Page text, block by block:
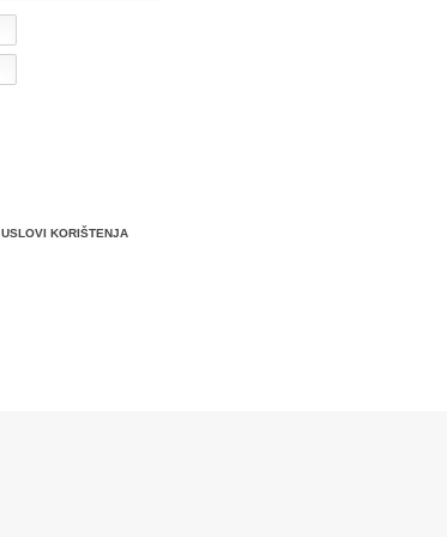
USLOVI KORIŠTENJA